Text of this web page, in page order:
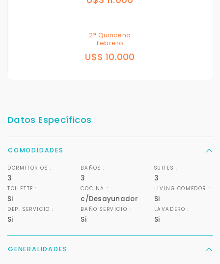
2ª Quincena
Febrero
U$S 10.000
Datos Específicos
COMODIDADES
DORMITORIOS :
3
BAÑOS :
3
SUITES :
3
TOILETTE :
Si
COCINA :
c/Desayunador
LIVING COMEDOR :
Si
DEP. SERVICIO :
Si
BAÑO SERVICIO :
Si
LAVADERO :
Si
GENERALIDADES